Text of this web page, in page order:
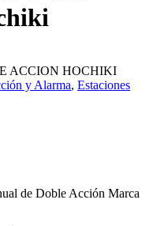
ACCION HOCHIKI
y Alarma, Estaciones
de Doble Acción Marca